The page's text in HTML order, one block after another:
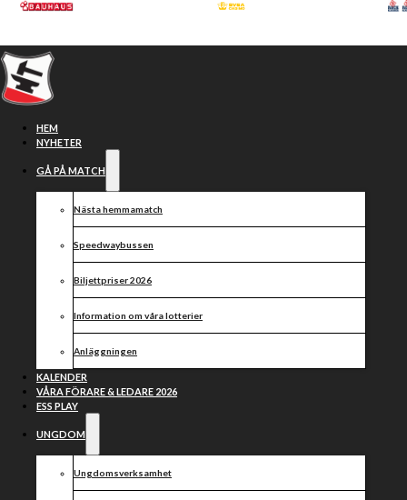
Hoppa till huvudinnehåll
HEM
NYHETER
GÅ PÅ MATCH
Nästa hemmamatch
Speedwaybussen
Biljettpriser 2026
Information om våra lotterier
Anläggningen
KALENDER
VÅRA FÖRARE & LEDARE 2026
ESS PLAY
UNGDOM
Ungdomsverksamhet
Bli sponsor